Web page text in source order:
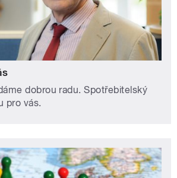
dobrou radu. Spotřebitelský
pro vás.